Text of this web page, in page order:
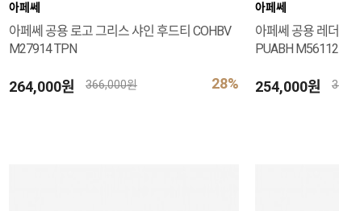
아페쎄
아페쎄 공용 로고 그리스 샤인 후드티 COHBV
M27914 TPN
264,000원 28%
366,000원
아페쎄
아페쎄 공용 레
PUABH
254,000원